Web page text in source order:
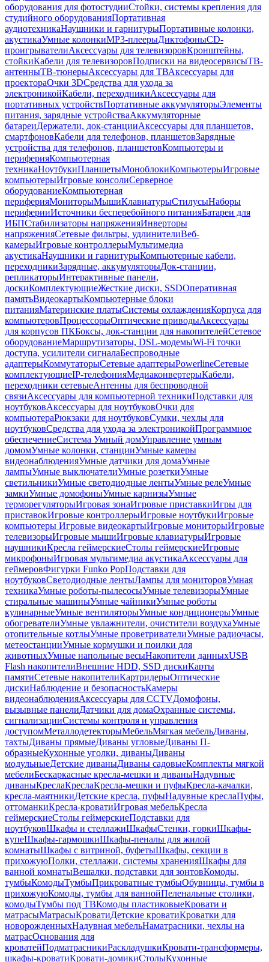
оборудования для фотостудииСтойки, системы крепления для
студийного оборудованияПортативная
аудиотехникаНаушники и гарнитурыПортативные колонки,
акустикаУмные колонкиMP3-плеерыДиктофоныCD-
проигрывателиАксессуары для телевизоровКронштейны,
стойкиКабели для телевизоровПодписки на видеосервисыТВ-
антенныТВ-тюнерыАксессуары для ТВАксессуары для
проектораОчки 3DСредства для ухода за
электроникойКабели, переходникиАксессуары для
портативных устройствПортативные аккумуляторыЭлементы
питания, зарядные устройстваАккумуляторные
батареиДержатели, док-станцииАксессуары для планшетов,
смартфоновКабели для телефонов, планшетовЗарядные
устройства для телефонов, планшетовКомпьютеры и
периферияКомпьютерная
техникаНоутбукиПланшетыМоноблокиКомпьютерыИгровые
компьютерыИгровые консолиСерверное
оборудованиеКомпьютерная
периферияМониторыМышиКлавиатурыСтилусыНаборы
периферииИсточники бесперебойного питанияБатареи для
ИБПСтабилизаторы напряженияИнверторы
напряженияСетевые фильтры, удлинителиВеб-
камерыИгровые контроллерыМультимедиа
акустикаНаушники и гарнитурыКомпьютерные кабели,
переходникиЗарядные, аккумуляторыДок-станции,
репликаторыИнтерактивные панели,
доскиКомплектующиеЖесткие диски, SSDОперативная
памятьВидеокартыКомпьютерные блоки
питанияМатеринские платыСистемы охлажденияКорпуса для
компьютеровПроцессорыОптические приводыАксессуары
для корпусов ПКБоксы, док-станции для накопителейСетевое
оборудованиеМаршрутизаторы, DSL-модемыWi-Fi точки
доступа, усилители сигналаБеспроводные
адаптерыКоммутаторыСетевые адаптерыPowerlineСетевые
комплектующиеIP-телефонияМедиаконвертерыКабели,
переходники сетевыеАнтенны для беспроводной
связиАксессуары для компьютерной техникиПодставки для
ноутбуковАксессуары для ноутбуковОчки для
компьютераРюкзаки для ноутбуковСумки, чехлы для
ноутбуковСредства для ухода за электроникойПрограммное
обеспечениеСистема Умный домУправление умным
домомУмные колонки, станцииУмные камеры
видеонаблюденияУмные датчики для домаУмные
лампыУмные выключателиУмные розеткиУмные
светильникиУмные светодиодные лентыУмные релеУмные
замкиУмные домофоныУмные карнизыУмные
терморегуляторыИгровая зонаИгровые приставкиИгры для
приставокИгровые контроллерыИгровые ноутбукиИгровые
компьютеры Игровые видеокартыИгровые мониторыИгровые
телевизорыИгровые мышиИгровые клавиатурыИгровые
наушникиКресла геймерскиеСтолы геймерскиеИгровые
микрофоныИгровая мультимедиа акустикаАксессуары для
геймеровФигурки Funko PopПодставки для
ноутбуковСветодиодные лентыЛампы для мониторовУмная
техникаУмные роботы-пылесосыУмные телевизорыУмные
стиральные машиныУмные чайникиУмные роботы
кулинарныеУмные вентиляторыУмные кондиционерыУмные
обогревателиУмные увлажнители, очистители воздухаУмные
отопительные котлыУмные проветривателиУмные радиочасы,
метеостанцииУмные кормушки и поилки для
животныхУмные напольные весыНакопители данныхUSB
Flash накопителиВнешние HDD, SSD дискиКарты
памятиСетевые накопителиКартридерыОптические
дискиНаблюдение и безопасностьКамеры
видеонаблюденияАксессуары для CCTVДомофоны,
вызывные панелиДатчики для домаОхранные системы,
сигнализацииСистемы контроля и управления
доступомМеталлодетекторыМебельМягкая мебельДиваны,
тахтыДиваны прямыеДиваны угловыеДиваны П-
образныеКухонные уголки, диваныДиваны
модульныеДетские диваныДиваны садовыеКомплекты мягкой
мебелиБескаркасные кресла-мешки и диваныНадувные
диваныКреслаКреслаКресла-мешки и пуфыКресла-качалки,
кресла-маятникиДетские кресла, пуфыНадувные креслаПуфы,
оттоманкиКресла-кроватиИгровая мебельКресла
геймерскиеСтолы геймерскиеПодставки для
ноутбуковШкафы и стеллажиШкафыСтенки, горкиШкафы-
купеШкафы-гармошкиШкафы-пеналы для жилой
комнатыШкафы с витриной, буфетыШкафы, секции в
прихожуюПолки, стеллажи, системы храненияШкафы для
ванной комнатыВешалки, подставки для зонтовКомоды,
тумбыКомодыТумбыПрикроватные тумбыОбувницы, тумбы в
прихожуюКомоды, тумбы для ваннойПеленальные столики,
комодыТумбы под ТВКомоды пластиковыеКровати и
матрасыМатрасыКроватиДетские кроватиКроватки для
новорожденныхНадувная мебельНаматрасники, чехлы на
матрасОснования для
кроватейПодматрасникиРаскладушкиКровати-трансформеры,
шкафы-кроватиКровати-домикиСтолыКухонные